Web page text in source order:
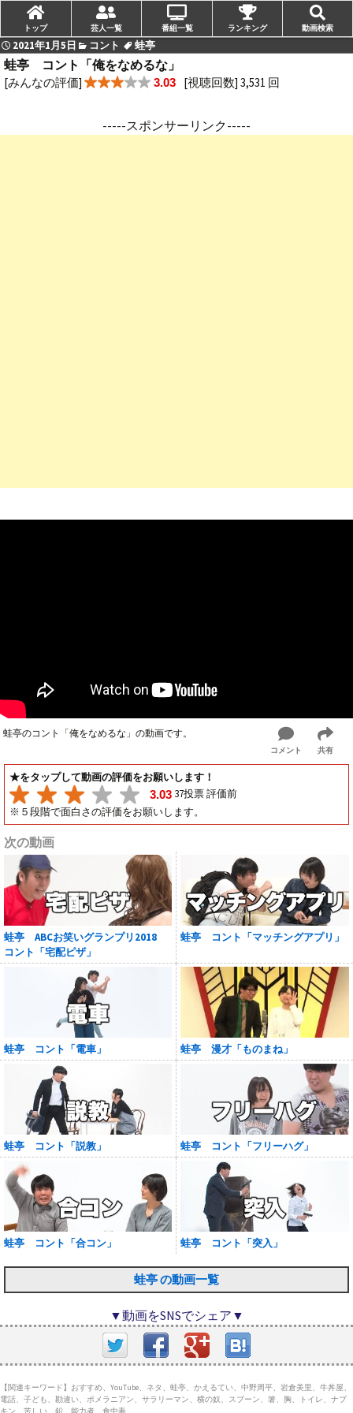
2021年1月5日 コント
蛙亭
蛙亭 コント「俺をなめるな」
[みんなの評価] 3.03 [視聴回数] 3,531 回
-----スポンサーリンク-----
蛙亭のコント「俺をなめるな」の動画です。
コメント 共有
★をタップして動画の評価をお願いします！
3.03 37投票 評価前
※５段階で面白さの評価をお願いします。
次の動画
蛙亭 ABCお笑いグランプリ2018
コント「宅配ピザ」
蛙亭 コント「マッチングアプリ」
蛙亭 コント「電車」 蛙亭 漫才「ものまね」
蛙亭 コント「説教」 蛙亭 コント「フリーハグ」
蛙亭 コント「合コン」 蛙亭 コント「突入」
蛙亭 の動画一覧
▼動画をSNSでシェア▼
【関連キーワード】おすすめ、YouTube、ネタ、蛙亭、かえるてい、中野周平、岩倉美里、牛丼屋、
電話、子ども、勘違い、ポメラニアン、サラリーマン、横の奴、スプーン、箸、胸、トイレ、ナプ
キン、苦しい、鉛、能力者、食中毒
トップ 芸人一覧 番組一覧 ランキング 動画検索